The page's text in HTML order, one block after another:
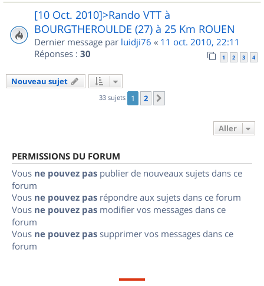
[10 Oct. 2010]>Rando VTT à
BOURGTHEROULDE (27) à 25 Km ROUEN
Dernier message par luidji76 « 11 oct. 2010, 22:11
Réponses : 30 1 2 3 4
Nouveau sujet
33 sujets 1 2
Aller
PERMISSIONS DU FORUM
Vous ne pouvez pas publier de nouveaux sujets dans ce
forum
Vous ne pouvez pas répondre aux sujets dans ce forum
Vous ne pouvez pas modifier vos messages dans ce
forum
Vous ne pouvez pas supprimer vos messages dans ce
forum